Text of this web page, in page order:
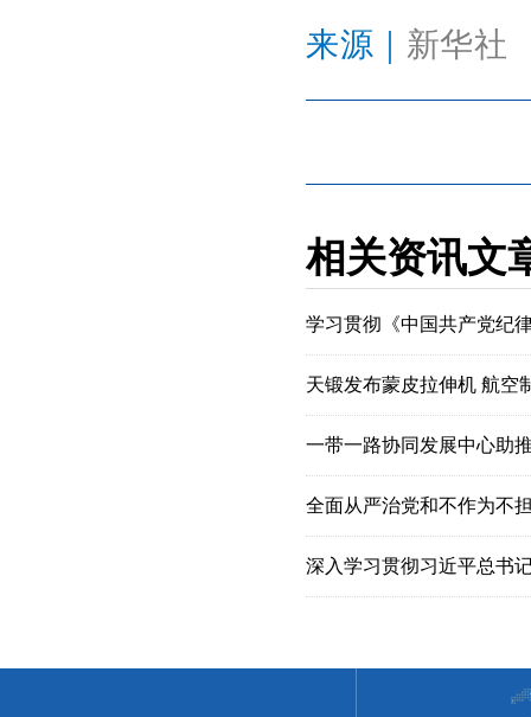
来源｜ 新华社
相关资讯文
学习贯彻《中国共产党纪
天锻发布蒙皮拉伸机 航空
一带一路协同发展中心助
全面从严治党和不作为不